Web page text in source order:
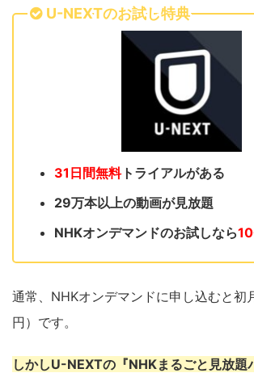
U-NEXTのお試し特典
31日間無料トライアルがある
29万本以上の動画が見放題
NHKオンデマンドのお試しなら
通常、NHKオンデマンドに申し込むと初
円）です。
しかしU-NEXTの『NHKまるごと見放題